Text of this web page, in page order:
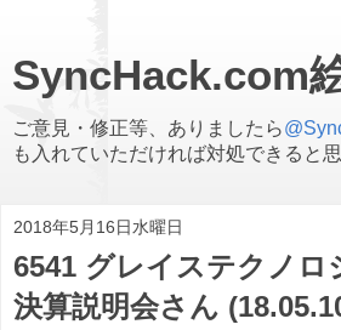
SyncHack.com
ご意見・修正等、ありましたら
も入れていただければ対処できると
2018年5月16日水曜日
6541 グレイステクノロ
決算説明会さん